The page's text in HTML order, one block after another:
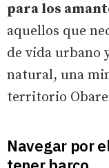
para los
aquellos que
de vida urbano
natural, una
territorio
Navegar por